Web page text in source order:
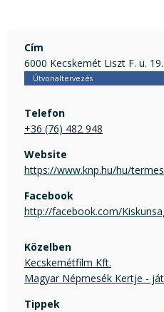
Cím
6000 Kecskemét Liszt F. u. 19.
Útvonaltervezés
Telefon
+36 (76) 482 948
Website
https://www.knp.hu/hu/
Facebook
http://facebook.com/
Közelben
Kecskemétfilm Kft.
Magyar Népmesék Kertje -
Tippek